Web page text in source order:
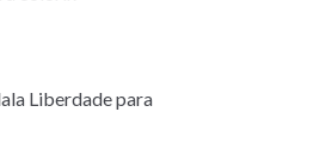
Liberdade para